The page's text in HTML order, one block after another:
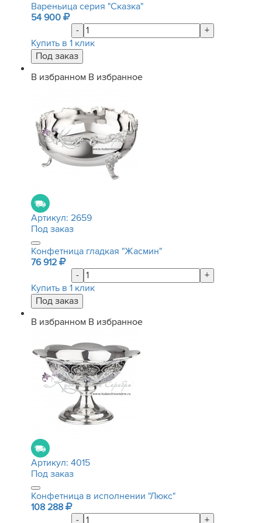
Вареньица серия "Сказка"
54 900
-
+
Купить в 1 клик
В избранном В избранное
Артикул: 2659
Под заказ
Конфетница гладкая "Жасмин"
76 912
-
+
Купить в 1 клик
В избранном В избранное
Артикул: 4015
Под заказ
Конфетница в исполнении "Люкс"
108 288
-
+